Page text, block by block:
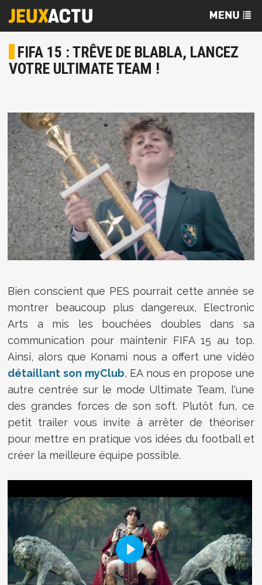
FIFA 15 : TRÊVE DE BLABLA, LANCEZ
VOTRE ULTIMATE TEAM !
Bien conscient que PES pourrait cette année se
montrer beaucoup plus dangereux, Electronic
Arts a mis les bouchées doubles dans sa
communication pour maintenir FIFA 15 au top.
Ainsi, alors que Konami nous a offert une vidéo
détaillant son myClub, EA nous en propose une
autre centrée sur le mode Ultimate Team, l'une
des grandes forces de son soft. Plutôt fun, ce
petit trailer vous invite à arrêter de théoriser
pour mettre en pratique vos idées du football et
créer la meilleure équipe possible.